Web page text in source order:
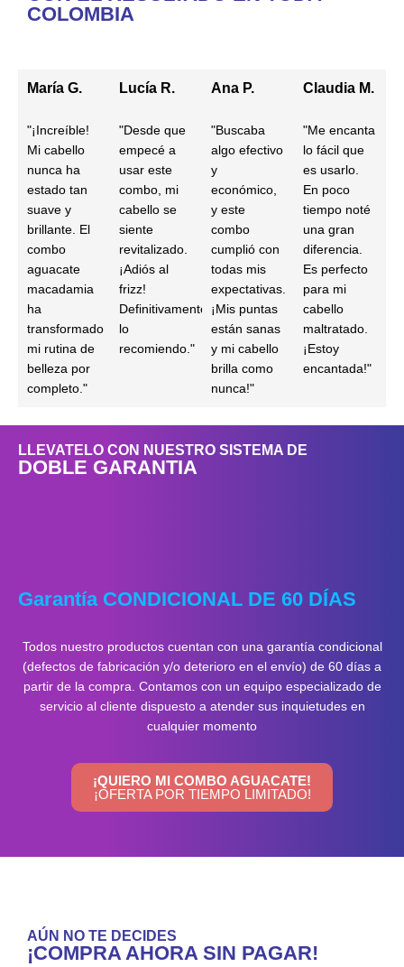
COLOMBIA
María G.
"¡Increíble!
Mi cabello
nunca ha
estado tan
suave y
brillante. El
combo
aguacate
macadamia
ha
transformado
mi rutina de
belleza por
completo."
Lucía R.
"Desde que
empecé a
usar este
combo, mi
cabello se
siente
revitalizado.
¡Adiós al
frizz!
Definitivamente
lo
recomiendo."
Ana P.
"Buscaba
algo efectivo
y
económico,
y este
combo
cumplió con
todas mis
expectativas.
¡Mis puntas
están sanas
y mi cabello
brilla como
nunca!"
Claudia M.
"Me encanta
lo fácil que
es usarlo.
En poco
tiempo noté
una gran
diferencia.
Es perfecto
para mi
cabello
maltratado.
¡Estoy
encantada!"
LLEVATELO CON NUESTRO SISTEMA DE
DOBLE GARANTIA
Garantía CONDICIONAL DE 60 DÍAS
Todos nuestro productos cuentan con una garantía condicional
(defectos de fabricación y/o deterioro en el envío) de 60 días a
partir de la compra. Contamos con un equipo especializado de
servicio al cliente dispuesto a atender sus inquietudes en
cualquier momento
¡QUIERO MI COMBO AGUACATE!
¡OFERTA POR TIEMPO LIMITADO!
AÚN NO TE DECIDES
¡COMPRA AHORA SIN PAGAR!